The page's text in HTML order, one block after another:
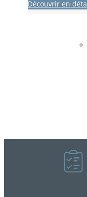
Découvrir en détails